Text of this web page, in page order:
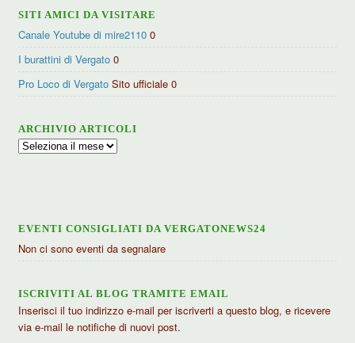
SITI AMICI DA VISITARE
Canale Youtube di mire2110 0
I burattini di Vergato 0
Pro Loco di Vergato Sito ufficiale 0
ARCHIVIO ARTICOLI
Archivio
EVENTI CONSIGLIATI DA VERGATONEWS24
Non ci sono eventi da segnalare
ISCRIVITI AL BLOG TRAMITE EMAIL
Inserisci il tuo indirizzo e-mail per iscriverti a questo blog, e ricevere
via e-mail le notifiche di nuovi post.